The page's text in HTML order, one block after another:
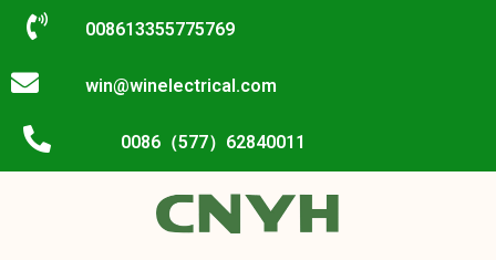
008613355775769
win@winelectrical.com
0086（577）62840011